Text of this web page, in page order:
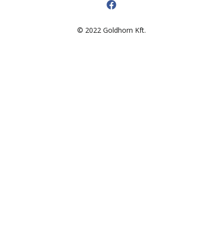
© 2022 Goldhorn Kft.